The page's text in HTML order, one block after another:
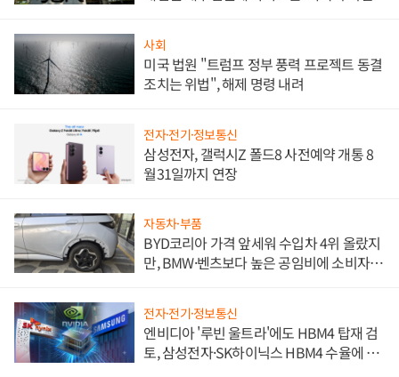
사회
미국 법원 "트럼프 정부 풍력 프로젝트 동결
조치는 위법", 해제 명령 내려
전자·전기·정보통신
삼성전자, 갤럭시Z 폴드8 사전예약 개통 8
월31일까지 연장
자동차·부품
BYD코리아 가격 앞세워 수입차 4위 올랐지
만, BMW·벤츠보다 높은 공임비에 소비자
전자·전기·정보통신
엔비디아 '루빈 울트라'에도 HBM4 탑재 검
토, 삼성전자·SK하이닉스 HBM4 수율에 주